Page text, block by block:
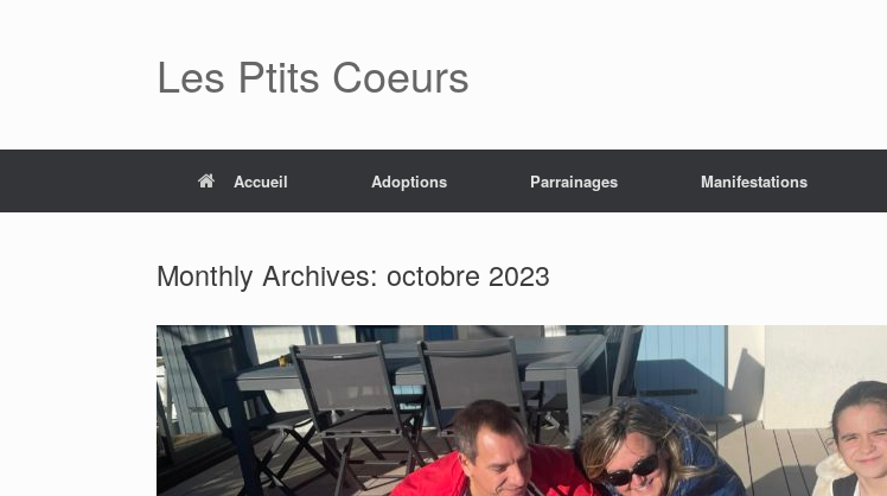
Les Ptits Coeurs
Accueil Adoptions Parrainages Manifestations
Monthly Archives: octobre 2023